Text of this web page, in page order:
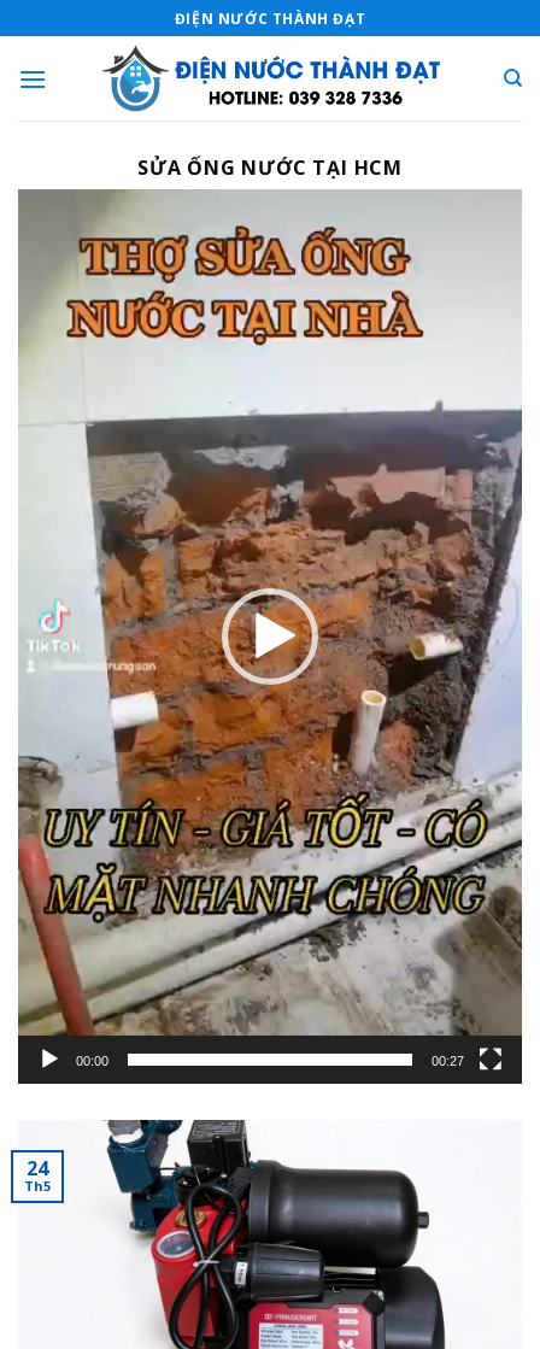
to
content
ĐIỆN NƯỚC THÀNH ĐẠT
SỬA ỐNG NƯỚC TẠI HCM
chơi
Video
00:00 00:27
24
Th5